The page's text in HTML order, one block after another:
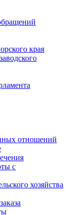
края
отношений
с
хозяйства